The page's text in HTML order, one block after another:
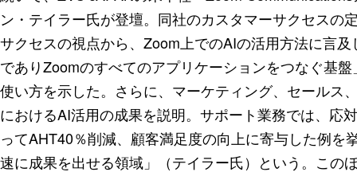
ン・テイラー氏が登壇。同社のカスタマーサクセスの
サクセスの視点から、Zoom上でのAIの活用方法に言
でありZoomのすべてのアプリケーションをつなぐ基
使い方を示した。さらに、マーケティング、セールス
におけるAI活用の成果を説明。サポート業務では、応
ってAHT40％削減、顧客満足度の向上に寄与した例
速に成果を出せる領域」（テイラー氏）という。この